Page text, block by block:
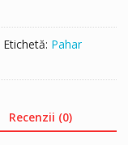
Etichetă: Pahar
Recenzii (0)